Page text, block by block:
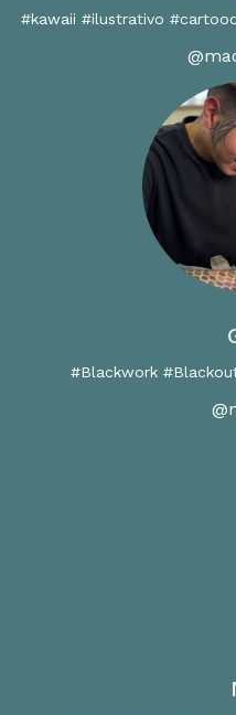
#kawaii #ilustrativo
#Blackwork